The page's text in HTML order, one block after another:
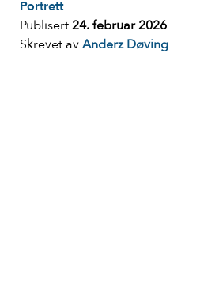
Portrett
Publisert24. februar 2026
Skrevet avAnderz Døving